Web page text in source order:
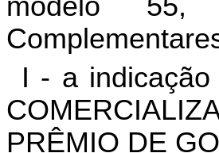
modelo 55,
I - a indicação
PRÊMIO DE